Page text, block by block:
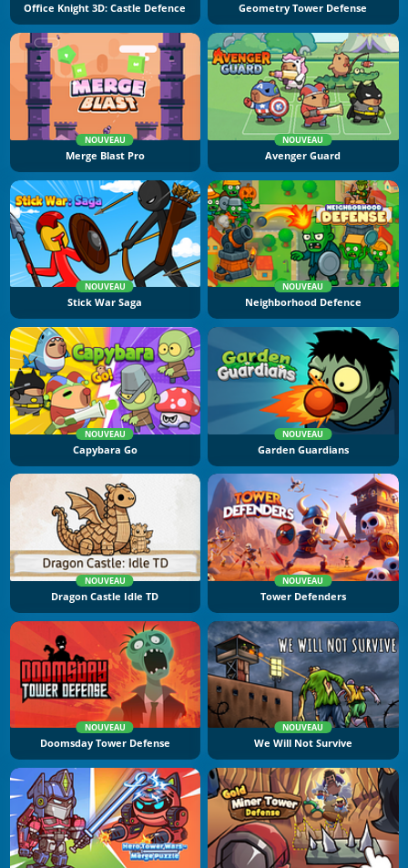
Office Knight 3D: Castle Defence Geometry Tower Defense
NOUVEAU
Merge Blast Pro
NOUVEAU
Avenger Guard
NOUVEAU
Stick War Saga
NOUVEAU
Neighborhood Defence
NOUVEAU
Capybara Go
NOUVEAU
Garden Guardians
NOUVEAU
Dragon Castle Idle TD
NOUVEAU
Tower Defenders
NOUVEAU
Doomsday Tower Defense
NOUVEAU
We Will Not Survive